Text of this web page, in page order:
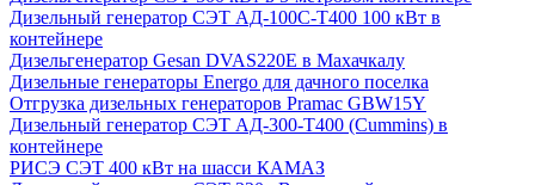
Дизельный генератор СЭТ АД-100С-Т400 100 кВт в
контейнере
Дизельгенератор Gesan DVAS220E в Махачкалу
Дизельные генераторы Energo для дачного поселка
Отгрузка дизельных генераторов Pramac GВW15Y
Дизельный генератор СЭТ АД-300-Т400 (Cummins) в
контейнере
РИСЭ СЭТ 400 кВт на шасси КАМАЗ